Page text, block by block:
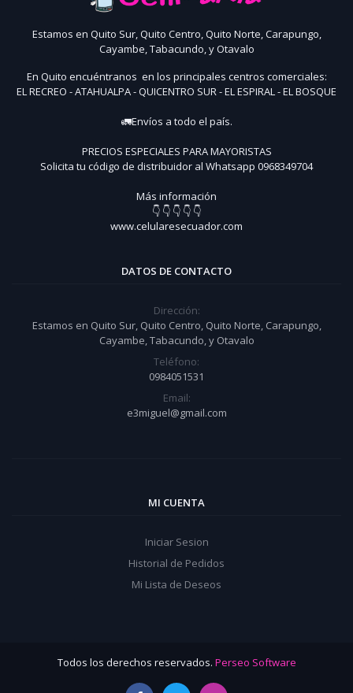
Estamos en Quito Sur, Quito Centro, Quito Norte, Carapungo,
Cayambe, Tabacundo, y Otavalo
En Quito encuéntranos en los principales centros comerciales:
EL RECREO - ATAHUALPA - QUICENTRO SUR - EL ESPIRAL - EL BOSQUE
🚛Envíos a todo el país.
PRECIOS ESPECIALES PARA MAYORISTAS
Solicita tu código de distribuidor al Whatsapp 0968349704
Más información
👇 👇 👇 👇 👇
www.celularesecuador.com
DATOS DE CONTACTO
Dirección:
Estamos en Quito Sur, Quito Centro, Quito Norte, Carapungo,
Cayambe, Tabacundo, y Otavalo
Teléfono:
0984051531
Email:
e3miguel@gmail.com
MI CUENTA
Iniciar Sesion
Historial de Pedidos
Mi Lista de Deseos
Todos los derechos reservados. Perseo Software